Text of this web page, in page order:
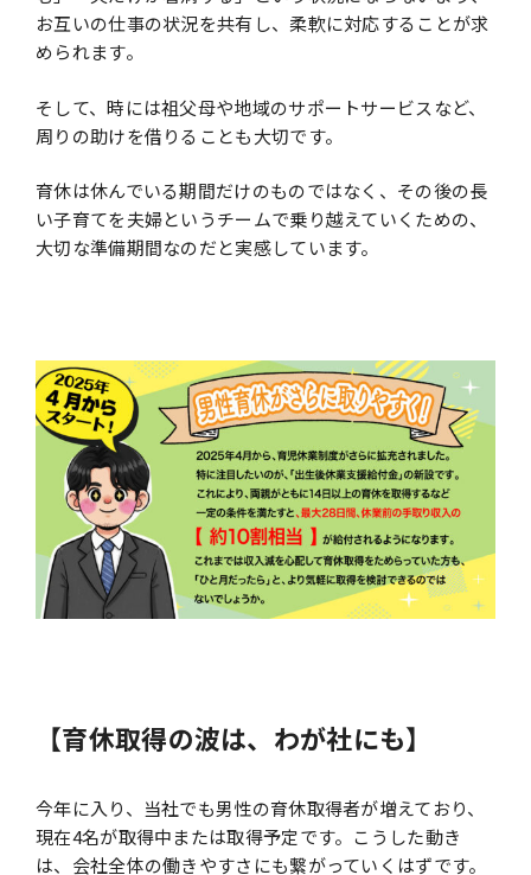
お互いの仕事の状況を共有し、柔軟に対応することが求
められます。
そして、時には祖⽗⺟や地域のサポートサービスなど、
周りの助けを借りることも⼤切です。
育休は休んでいる期間だけのものではなく、その後の⻑
い⼦育てを夫婦というチームで乗り越えていくための、
⼤切な準備期間なのだと実感しています。
【育休取得の波は、わが社にも】
今年に⼊り、当社でも男性の育休取得者が増えており、
現在4名が取得中または取得予定です。こうした動き
は、会社全体の働きやすさにも繋がっていくはずです。